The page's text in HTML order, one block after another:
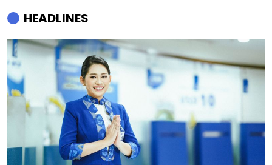
HEADLINES